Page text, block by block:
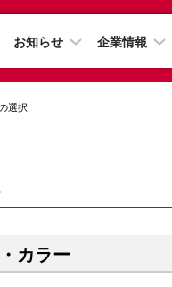
お知らせ 企業情報
選択
カラー